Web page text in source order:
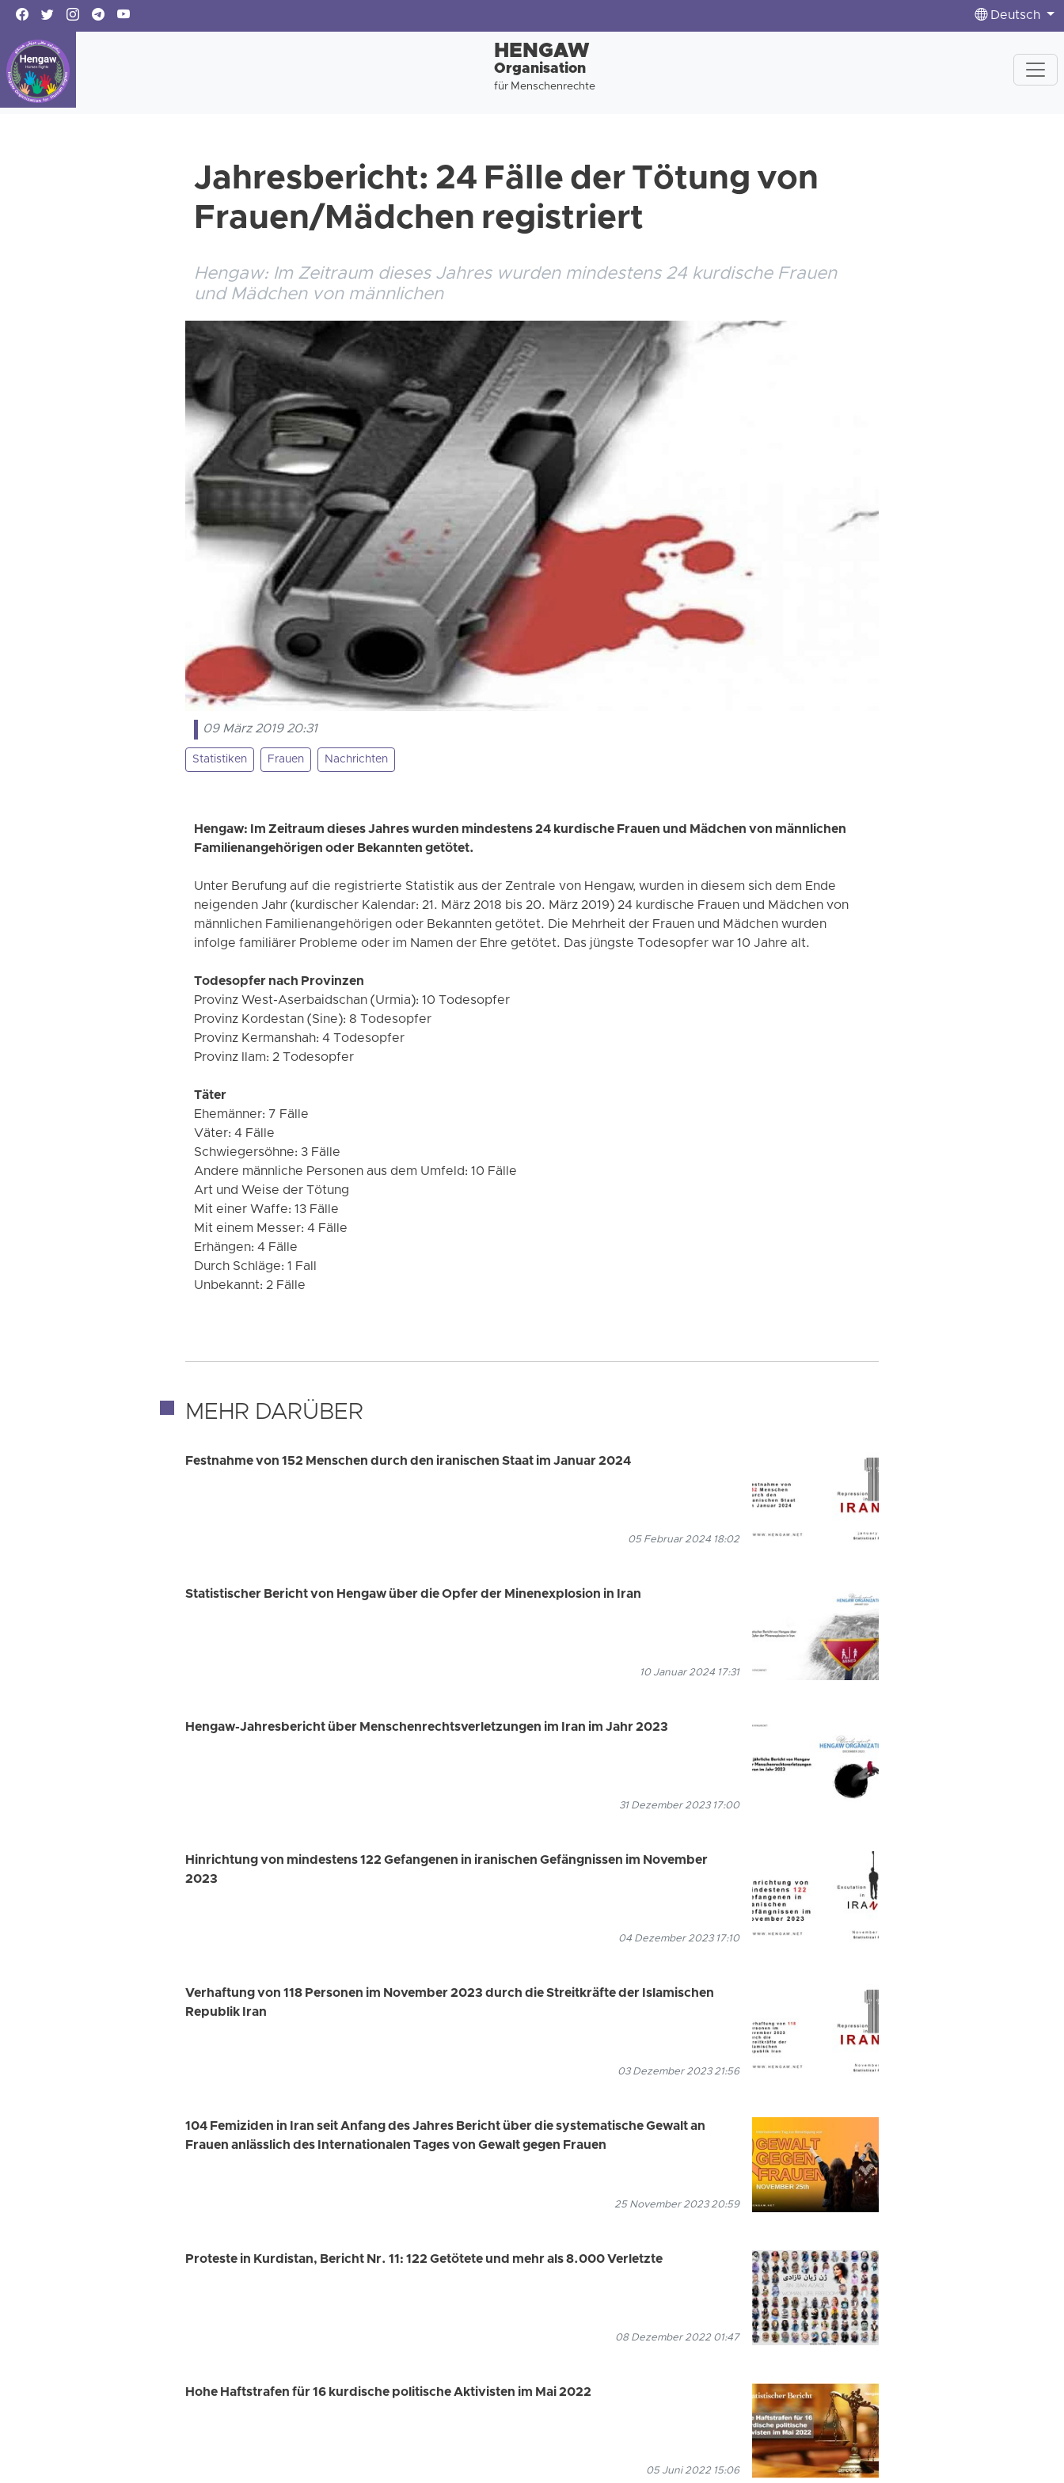
Deutsch
HENGAW
Organisation
für Menschenrechte
Jahresbericht: 24 Fälle der Tötung von
Frauen/Mädchen registriert
Hengaw: Im Zeitraum dieses Jahres wurden mindestens 24 kurdische Frauen
und Mädchen von männlichen
09 März 2019 20:31
Statistiken Frauen Nachrichten
Hengaw: Im Zeitraum dieses Jahres wurden mindestens 24 kurdische Frauen und Mädchen von männlichen
Familienangehörigen oder Bekannten getötet.
Unter Berufung auf die registrierte Statistik aus der Zentrale von Hengaw, wurden in diesem sich dem Ende
neigenden Jahr (kurdischer Kalendar: 21. März 2018 bis 20. März 2019) 24 kurdische Frauen und Mädchen von
männlichen Familienangehörigen oder Bekannten getötet. Die Mehrheit der Frauen und Mädchen wurden
infolge familiärer Probleme oder im Namen der Ehre getötet. Das jüngste Todesopfer war 10 Jahre alt.
Todesopfer nach Provinzen
Provinz West-Aserbaidschan (Urmia): 10 Todesopfer
Provinz Kordestan (Sine): 8 Todesopfer
Provinz Kermanshah: 4 Todesopfer
Provinz Ilam: 2 Todesopfer
Täter
Ehemänner: 7 Fälle
Väter: 4 Fälle
Schwiegersöhne: 3 Fälle
Andere männliche Personen aus dem Umfeld: 10 Fälle
Art und Weise der Tötung
Mit einer Waffe: 13 Fälle
Mit einem Messer: 4 Fälle
Erhängen: 4 Fälle
Durch Schläge: 1 Fall
Unbekannt: 2 Fälle
MEHR DARÜBER
Festnahme von 152 Menschen durch den iranischen Staat im Januar 2024
05 Februar 2024 18:02
Statistischer Bericht von Hengaw über die Opfer der Minenexplosion in Iran
10 Januar 2024 17:31
Hengaw-Jahresbericht über Menschenrechtsverletzungen im Iran im Jahr 2023
31 Dezember 2023 17:00
Hinrichtung von mindestens 122 Gefangenen in iranischen Gefängnissen im November
2023
04 Dezember 2023 17:10
Verhaftung von 118 Personen im November 2023 durch die Streitkräfte der Islamischen
Republik Iran
03 Dezember 2023 21:56
104 Femiziden in Iran seit Anfang des Jahres Bericht über die systematische Gewalt an
Frauen anlässlich des Internationalen Tages von Gewalt gegen Frauen
25 November 2023 20:59
Proteste in Kurdistan, Bericht Nr. 11: 122 Getötete und mehr als 8.000 Verletzte
08 Dezember 2022 01:47
Hohe Haftstrafen für 16 kurdische politische Aktivisten im Mai 2022
05 Juni 2022 15:06